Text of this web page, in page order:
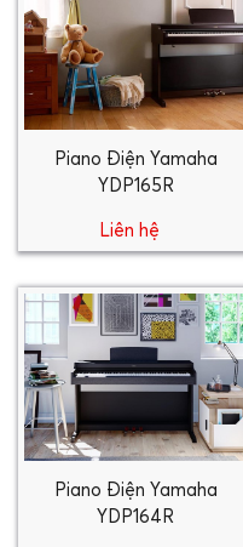
Piano Điện Yamaha
YDP165R
Liên hệ
Piano Điện Yamaha
YDP164R